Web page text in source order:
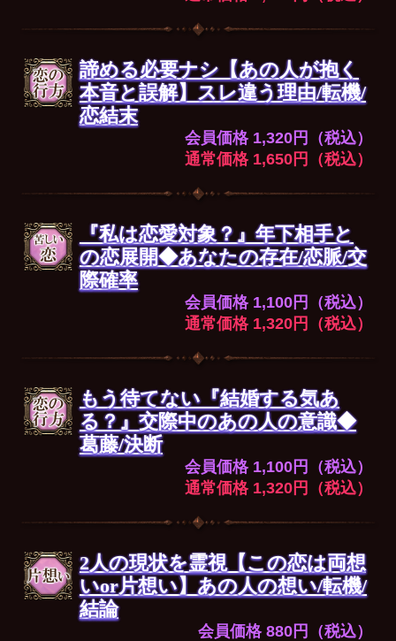
諦める必要ナシ【あの人が抱く
本音と誤解】スレ違う理由/転機/
恋結末
会員価格 1,320円（税込）
通常価格 1,650円（税込）
『私は恋愛対象？』年下相手と
の恋展開◆あなたの存在/恋脈/交
際確率
会員価格 1,100円（税込）
通常価格 1,320円（税込）
もう待てない『結婚する気あ
る？』交際中のあの人の意識◆
葛藤/決断
会員価格 1,100円（税込）
通常価格 1,320円（税込）
2人の現状を霊視【この恋は両想
いor片想い】あの人の想い/転機/
結論
会員価格 880円（税込）